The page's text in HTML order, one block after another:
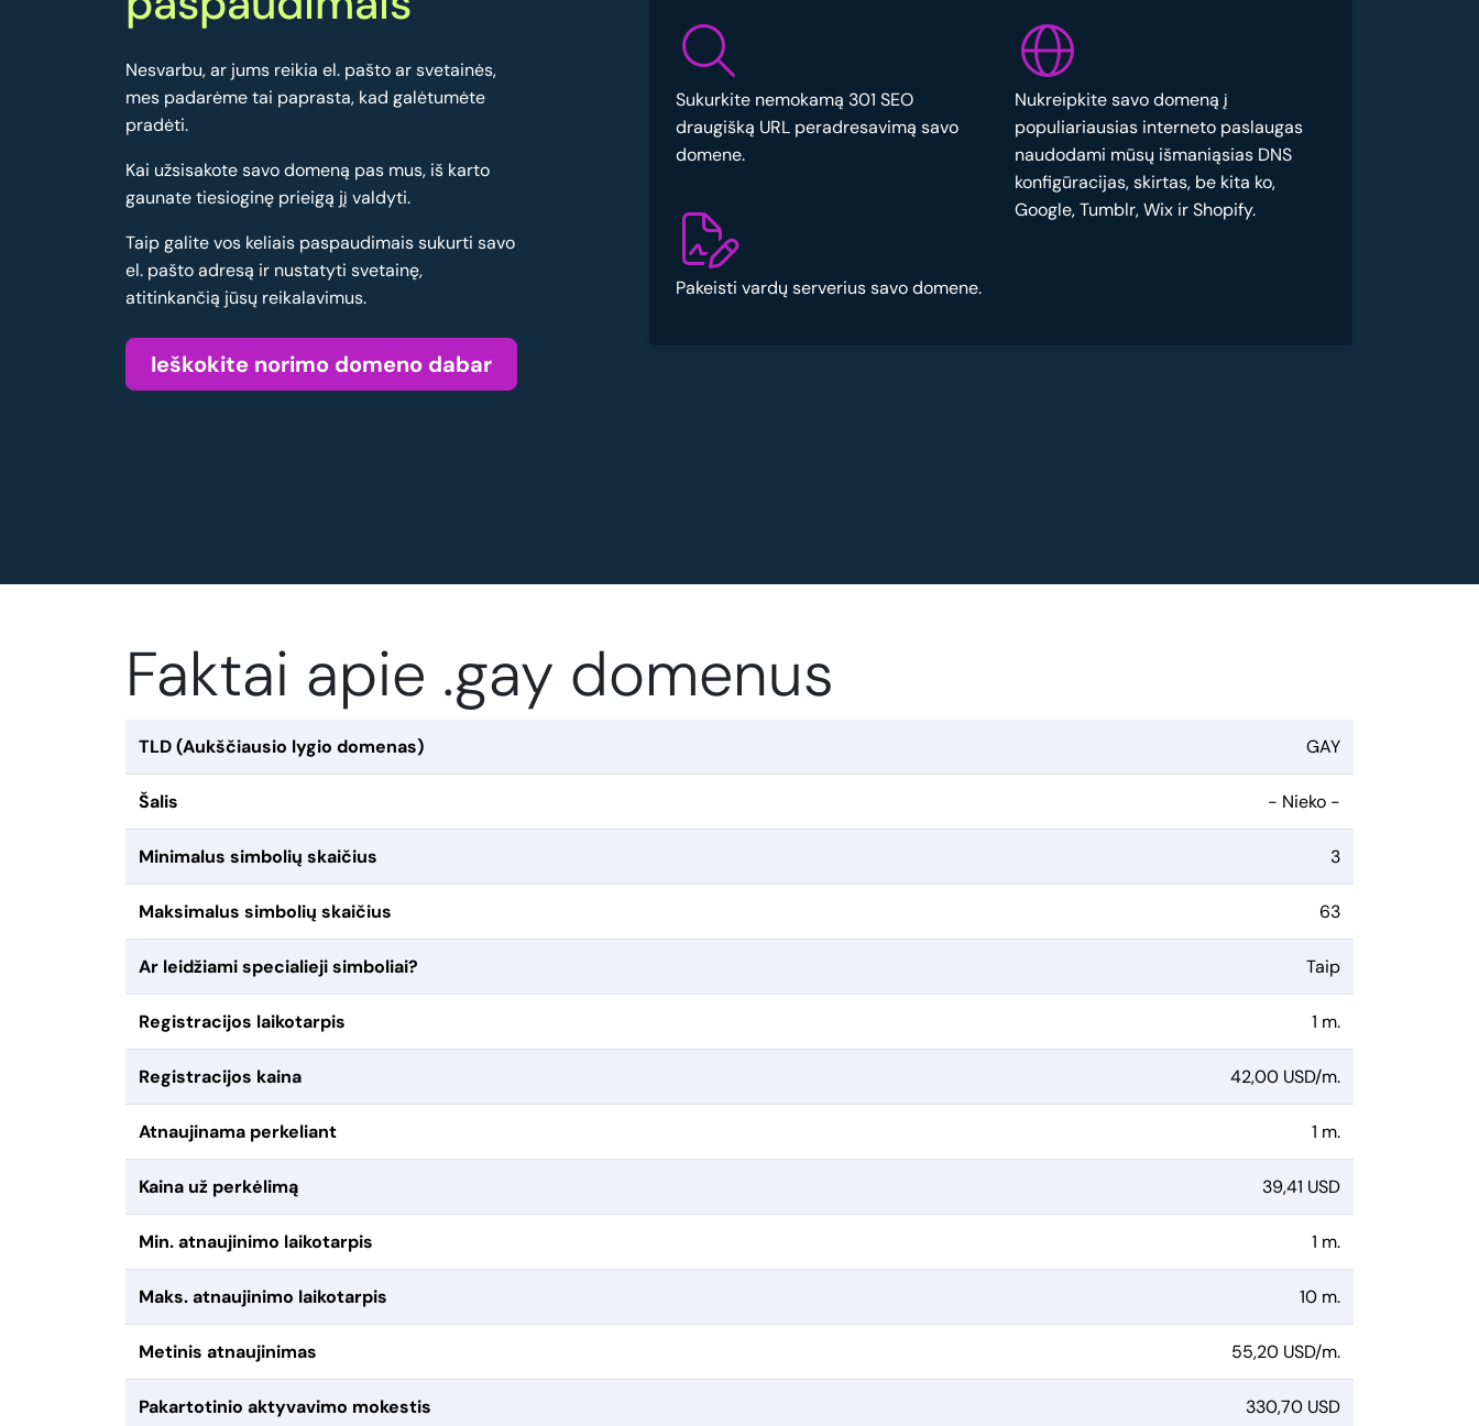
Nesvarbu, ar jums reikia el. pašto ar svetainės,
mes padarėme tai paprasta, kad galėtumėte
pradėti.
Kai užsisakote savo domeną pas mus, iš karto
gaunate tiesioginę prieigą jį valdyti.
Taip galite vos keliais paspaudimais sukurti savo
el. pašto adresą ir nustatyti svetainę,
atitinkančią jūsų reikalavimus.
Ieškokite norimo domeno dabar
Sukurkite nemokamą 301 SEO
draugišką URL peradresavimą savo
domene.
Pakeisti vardų serverius savo domene.
Nukreipkite savo domeną į
populiariausias interneto paslaugas
naudodami mūsų išmaniąsias DNS
konfigūracijas, skirtas, be kita ko,
Google, Tumblr, Wix ir Shopify.
Faktai apie .gay domenus
TLD (Aukščiausio lygio domenas) GAY
Šalis - Nieko -
Minimalus simbolių skaičius 3
Maksimalus simbolių skaičius 63
Ar leidžiami specialieji simboliai? Taip
Registracijos laikotarpis 1 m.
Registracijos kaina 42,00 USD/m.
Atnaujinama perkeliant 1 m.
Kaina už perkėlimą 39,41 USD
Min. atnaujinimo laikotarpis 1 m.
Maks. atnaujinimo laikotarpis 10 m.
Metinis atnaujinimas 55,20 USD/m.
Pakartotinio aktyvavimo mokestis 330,70 USD